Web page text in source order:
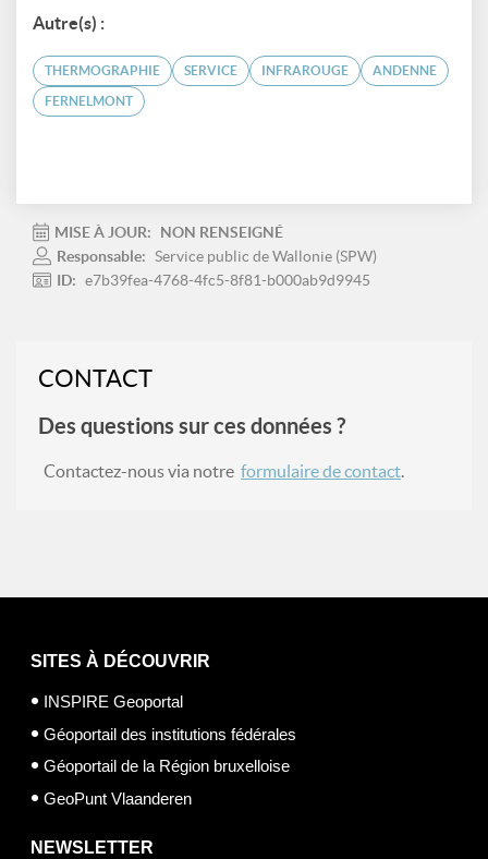
Autre(s) :
THERMOGRAPHIE SERVICE INFRAROUGE ANDENNE
FERNELMONT
MISE À JOUR:
NON RENSEIGNÉ
Responsable: Service public de Wallonie (SPW)
ID: e7b39fea-4768-4fc5-8f81-b000ab9d9945
CONTACT
Des questions sur ces données ?
Contactez-nous via notre formulaire de contact.
SITES À DÉCOUVRIR
INSPIRE Geoportal
Géoportail des institutions fédérales
Géoportail de la Région bruxelloise
GeoPunt Vlaanderen
NEWSLETTER